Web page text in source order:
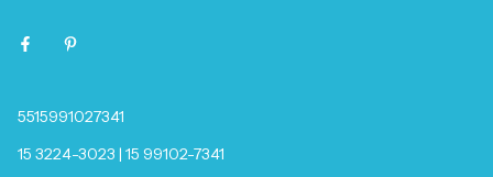
5515991027341
15 3224-3023 | 15 99102-7341